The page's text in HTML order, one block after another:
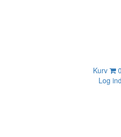
Kurv
0
Log ind